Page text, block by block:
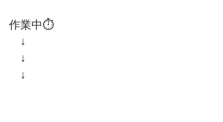
作業中⏱
↓
↓
↓